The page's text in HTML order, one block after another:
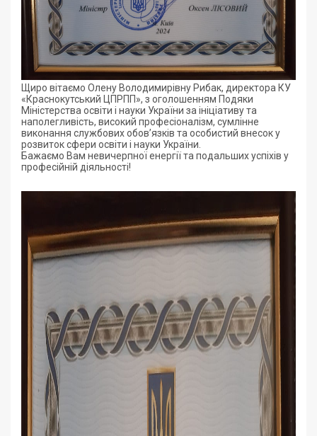
Щиро вітаємо Олену Володимирівну Рибак, директора КУ
«Краснокутський ЦПРПП», з оголошенням Подяки
Міністерства освіти і науки України за ініціативу та
наполегливість, високий професіоналізм, сумлінне
виконання службових обов’язків та особистий внесок у
розвиток сфери освіти і науки України.
Бажаємо Вам невичерпної енергії та подальших успіхів у
професійній діяльності!